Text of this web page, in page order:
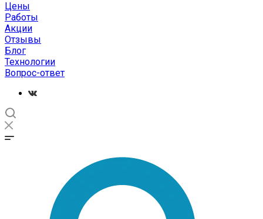
Цены
Работы
Акции
Отзывы
Блог
Технологии
Вопрос-ответ